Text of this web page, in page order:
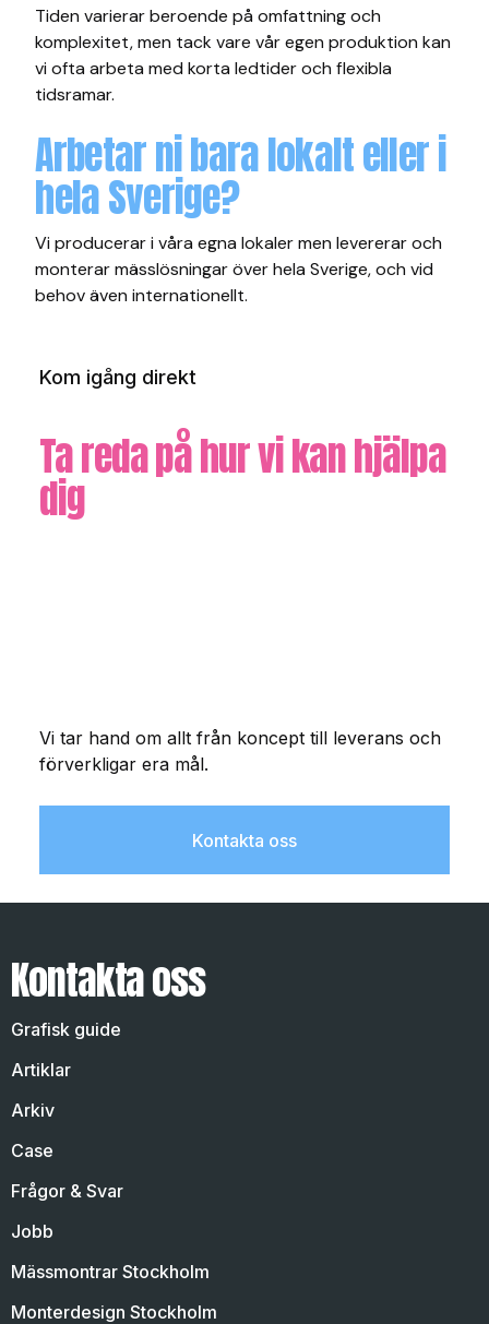
Tiden varierar beroende på omfattning och
komplexitet, men tack vare vår egen produktion kan
vi ofta arbeta med korta ledtider och flexibla
tidsramar.
Arbetar ni bara lokalt eller i
hela Sverige?
Vi producerar i våra egna lokaler men levererar och
monterar mässlösningar över hela Sverige, och vid
behov även internationellt.
Kom igång direkt
Ta reda på hur vi kan hjälpa
dig
Vi tar hand om allt från koncept till leverans och
förverkligar era mål.
Kontakta oss
Kontakta oss
Grafisk guide
Artiklar
Arkiv
Case
Frågor & Svar
Jobb
Mässmontrar Stockholm
Monterdesign Stockholm